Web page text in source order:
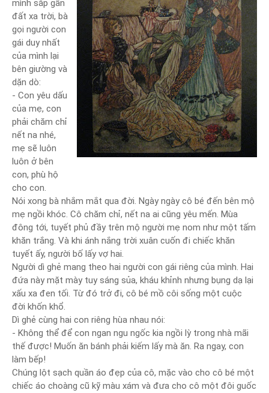
mình sắp gần
đất xa trời, bà
gọi người con
gái duy nhất
của mình lại
bên giường và
dặn dò:
- Con yêu dấu
của mẹ, con
phải chăm chỉ
nết na nhé,
mẹ sẽ luôn
luôn ở bên
con, phù hộ
cho con.
Nói xong bà nhắm mắt qua đời. Ngày ngày cô bé đến bên mộ
mẹ ngồi khóc. Cô chăm chỉ, nết na ai cũng yêu mến. Mùa
đông tới, tuyết phủ đầy trên mộ người mẹ nom như một tấm
khăn trắng. Và khi ánh nắng trời xuân cuốn đi chiếc khăn
tuyết ấy, người bố lấy vợ hai.
Người dì ghẻ mang theo hai người con gái riêng của mình. Hai
đứa này mặt mày tuy sáng sủa, kháu khỉnh nhưng bụng dạ lại
xấu xa đen tối. Từ đó trở đi, cô bé mồ côi sống một cuộc
đời khốn khổ.
Dì ghẻ cùng hai con riêng hùa nhau nói:
- Không thể để con ngan ngu ngốc kia ngồi lỳ trong nhà mãi
thế được! Muốn ăn bánh phải kiếm lấy mà ăn. Ra ngay, con
làm bếp!
Chúng lột sạch quần áo đẹp của cô, mặc vào cho cô bé một
chiếc áo choàng cũ kỹ màu xám và đưa cho cô một đôi guốc